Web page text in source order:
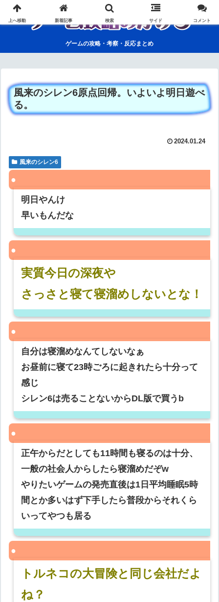
ゲームの攻略・考察・反応まとめ
風来のシレン6原点回帰。いよいよ明日遊べ
る。
2024.01.24
風来のシレン6
明日やんけ
早いもんだな
実質今日の深夜や
さっさと寝て寝溜めしないとな！
自分は寝溜めなんてしないなぁ
お昼前に寝て23時ごろに起きれたら十分って
感じ
シレン6は売ることないからDL版で買うb
正午からだとしても11時間も寝るのは十分、
一般の社会人からしたら寝溜めだぞw
やりたいゲームの発売直後は1日平均睡眠5時
間とか多いはず下手したら普段からそれくら
いってやつも居る
トルネコの大冒険と同じ会社だよ
ね？
上へ移動 新着記事 検索 サイド コメント